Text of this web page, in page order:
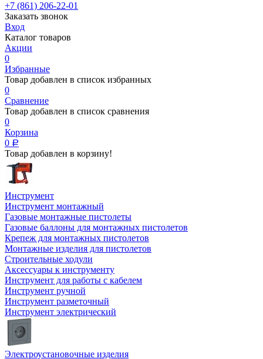
+7 (861) 206-22-01
Заказать звонок
Вход
Каталог товаров
Акции
0
Избранные
Товар добавлен в список избранных
0
Сравнение
Товар добавлен в список сравнения
0
Корзина
0 Р
Товар добавлен в корзину!
Инструмент
Инструмент монтажный
Газовые монтажные пистолеты
Газовые баллоны для монтажных пистолетов
Крепеж для монтажных пистолетов
Монтажные изделия для пистолетов
Строительные ходули
Аксессуары к инструменту
Инструмент для работы с кабелем
Инструмент ручной
Инструмент разметочный
Инструмент электрический
Электроустановочные изделия